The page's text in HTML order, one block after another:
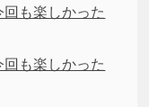
も楽しかった
も楽しかった